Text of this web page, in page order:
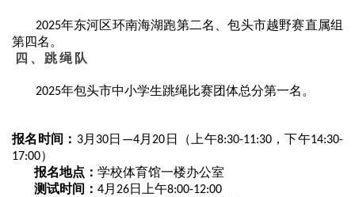
2025年东河区环南海湖跑第二名、包头市越野赛直属组
第四名。
四、跳绳队
2025年包头市中小学生跳绳比赛团体总分第一名。
报名时间： 3月 30日 —4月 20 日（上午8:30-11:30，下午14:30-
17:00）
报名地点： 学校体育馆一楼办公室
测试时间： 4月 26日上午8:00-12:00